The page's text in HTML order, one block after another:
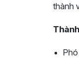
thành